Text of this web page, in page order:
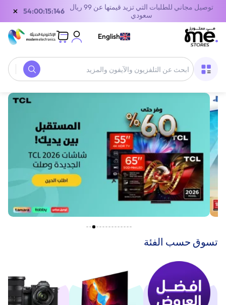
توصيل مجاني للطلبات التي تزيد قيمتها عن 99 ريال
سعودي
53:00:15:146
×
English
‫تسوق حسب الفئة‬